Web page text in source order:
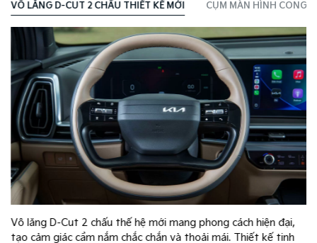
VÔ LĂNG D-CUT 2 CHẤU THIẾT KẾ MỚI CỤM MÀN HÌNH CONG
Vô lăng D-Cut 2 chấu thế hệ mới mang phong cách hiện đại,
tạo cảm giác cầm nắm chắc chắn và thoải mái. Thiết kế tinh